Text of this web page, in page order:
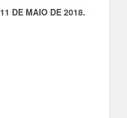
11 DE MAIO DE 2018.